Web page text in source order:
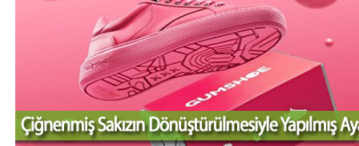
Haberi Oku